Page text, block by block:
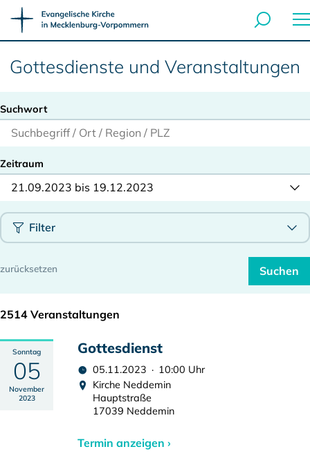
Gottesdienste und Veranstaltungen
Suchwort
Zeitraum
21.09.2023 bis 19.12.2023
Filter
2514 Veranstaltungen
Sonntag
05
November
2023
Gottesdienst
05.11.2023 · 10:00 Uhr
Kirche Neddemin
Hauptstraße
17039 Neddemin
Termin anzeigen ›